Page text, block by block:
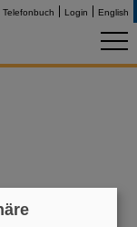
Telefonbuch Login English